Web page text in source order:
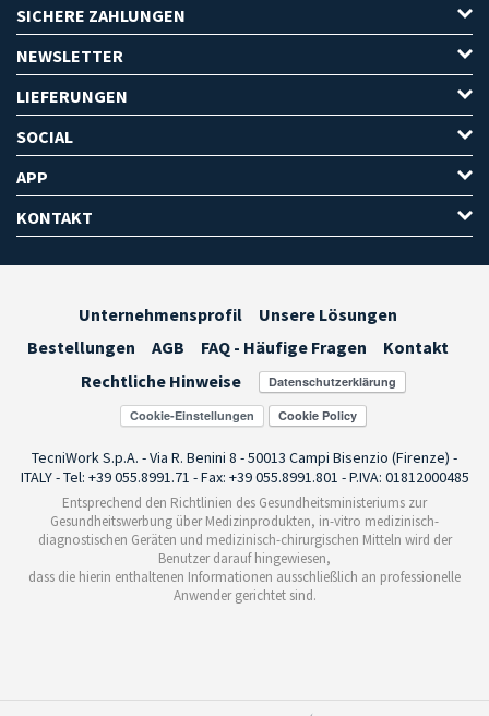
SICHERE ZAHLUNGEN
NEWSLETTER
LIEFERUNGEN
SOCIAL
APP
KONTAKT
Unternehmensprofil
Unsere Lösungen
Bestellungen
AGB FAQ - Häufige Fragen
Kontakt
Rechtliche Hinweise
Cookie-Einstellungen
TecniWork S.p.A. - Via R. Benini 8 - 50013 Campi Bisenzio (Firenze) -
ITALY - Tel: +39 055.8991.71 - Fax: +39 055.8991.801 - P.IVA: 01812000485
Entsprechend den Richtlinien des Gesundheitsministeriums zur
Gesundheitswerbung über Medizinprodukten, in-vitro medizinisch-
diagnostischen Geräten und medizinisch-chirurgischen Mitteln wird der
Benutzer darauf hingewiesen,
dass die hierin enthaltenen Informationen ausschließlich an professionelle
Anwender gerichtet sind.